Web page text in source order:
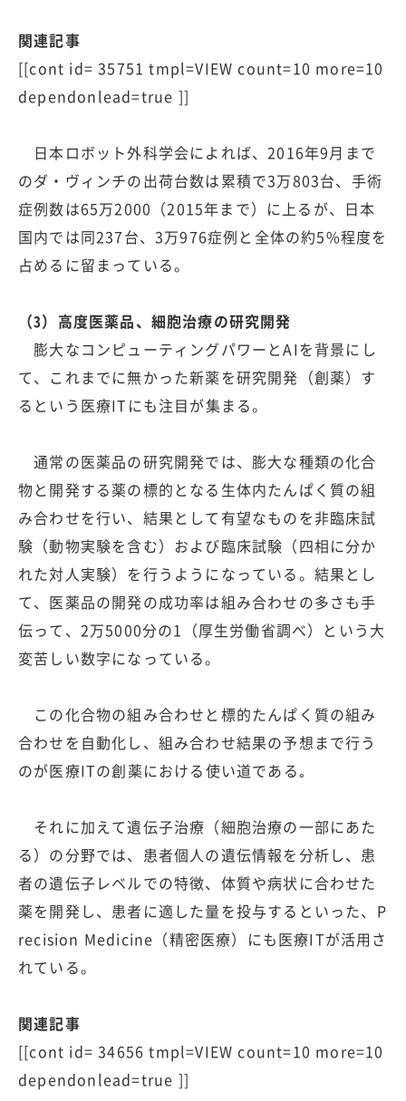
関連記事
[[cont id= 35751 tmpl=VIEW count=10 more=10
dependonlead=true ]]
日本ロボット外科学会によれば、2016年9月まで
のダ・ヴィンチの出荷台数は累積で3万803台、手術
症例数は65万2000（2015年まで）に上るが、日本
国内では同237台、3万976症例と全体の約5%程度を
占めるに留まっている。
（3）高度医薬品、細胞治療の研究開発
膨大なコンピューティングパワーとAIを背景にし
て、これまでに無かった新薬を研究開発（創薬）す
るという医療ITにも注目が集まる。
通常の医薬品の研究開発では、膨大な種類の化合
物と開発する薬の標的となる生体内たんぱく質の組
み合わせを行い、結果として有望なものを非臨床試
験（動物実験を含む）および臨床試験（四相に分か
れた対人実験）を行うようになっている。結果とし
て、医薬品の開発の成功率は組み合わせの多さも手
伝って、2万5000分の1（厚生労働省調べ）という大
変苦しい数字になっている。
この化合物の組み合わせと標的たんぱく質の組み
合わせを自動化し、組み合わせ結果の予想まで行う
のが医療ITの創薬における使い道である｡
それに加えて遺伝子治療（細胞治療の一部にあた
る）の分野では、患者個人の遺伝情報を分析し、患
者の遺伝子レベルでの特徴、体質や病状に合わせた
薬を開発し、患者に適した量を投与するといった、P
recision Medicine（精密医療）にも医療ITが活用さ
れている。
関連記事
[[cont id= 34656 tmpl=VIEW count=10 more=10
dependonlead=true ]]